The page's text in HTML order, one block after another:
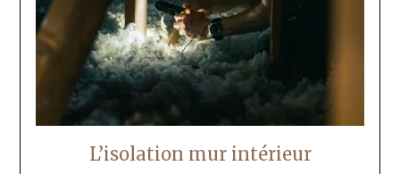
L’isolation mur intérieur